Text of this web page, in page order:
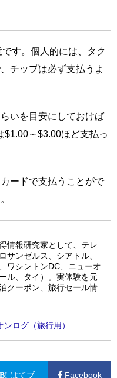
す。個人的には、タク
チップは必ず支払うよ
いを目安にしておけば
$1.00～$3.00ほど支払っ
ードで支払うことがで
情報研究家として、テレ
サンゼルス、シアトル、
ワシントンDC、ニューオ
ル、タイ）。実体験を元
クーポン、旅行セール情
ログ（旅行用）
はてブ Facebook